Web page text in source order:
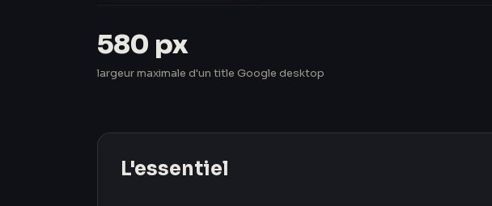
580 px
largeur maximale d'un title Google desktop
L'essentiel